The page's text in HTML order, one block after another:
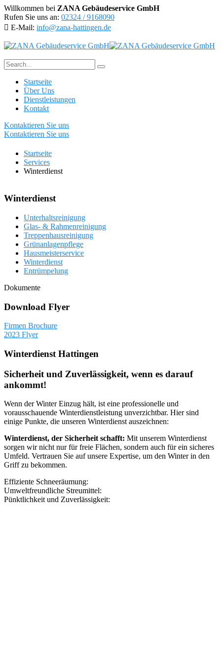
Willkommen bei ZANA Gebäudeservice GmbH
Rufen Sie uns an: 02324 / 9168090
E-Mail: info@zana-hattingen.de
Startseite
Über Uns
Dienstleistungen
Kontakt
Kontaktieren Sie uns
Kontaktieren Sie uns
Startseite
Services
Winterdienst
Winterdienst
Unterhaltsreinigung
Glas- & Rahmenreinigung
Treppenhausreinigung
Grünanlagenpflege
Hausmeisterservice
Winterdienst
Entrümpelung
Dokumente
Download Flyer
Firmen Brochure
2023 Flyer
Winterdienst Hattingen
Sicherheit und Zuverlässigkeit, wenn es darauf
ankommt!
Wenn der Winter Einzug hält, ist eine professionelle und
vorausschauende Winterdienstleistung unverzichtbar. Hier sind
einige Punkte, die unseren Winterdienst auszeichnen:
Winterdienst, der Sicherheit schafft: Mit unserem Winterdienst
sorgen wir nicht nur für freie Flächen, sondern auch für ein sicheres
Umfeld. Vertrauen Sie auf unsere Expertise, um den Winter in den
Griff zu bekommen.
Effiziente Schneeräumung:
Umweltfreundliche Streumittel:
Pünktlichkeit und Zuverlässigkeit: